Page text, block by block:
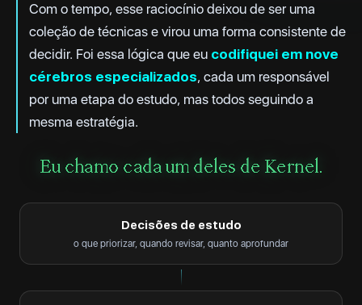
Com o tempo, esse raciocínio deixou de ser uma
coleção de técnicas e virou uma forma consistente de
decidir. Foi essa lógica que eu codifiquei em nove
cérebros especializados, cada um responsável
por uma etapa do estudo, mas todos seguindo a
mesma estratégia.
Eu chamo cada um deles de Kernel.
Decisões de estudo
o que priorizar, quando revisar, quanto aprofundar